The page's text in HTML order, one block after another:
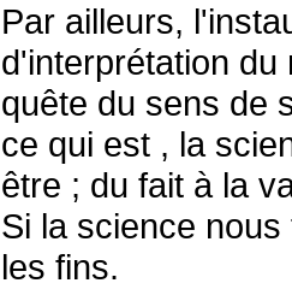
Par ailleurs,
d'interprétation du
quête du sens de
ce qui est , la
être ; du fait à la
Si la science
les fins.